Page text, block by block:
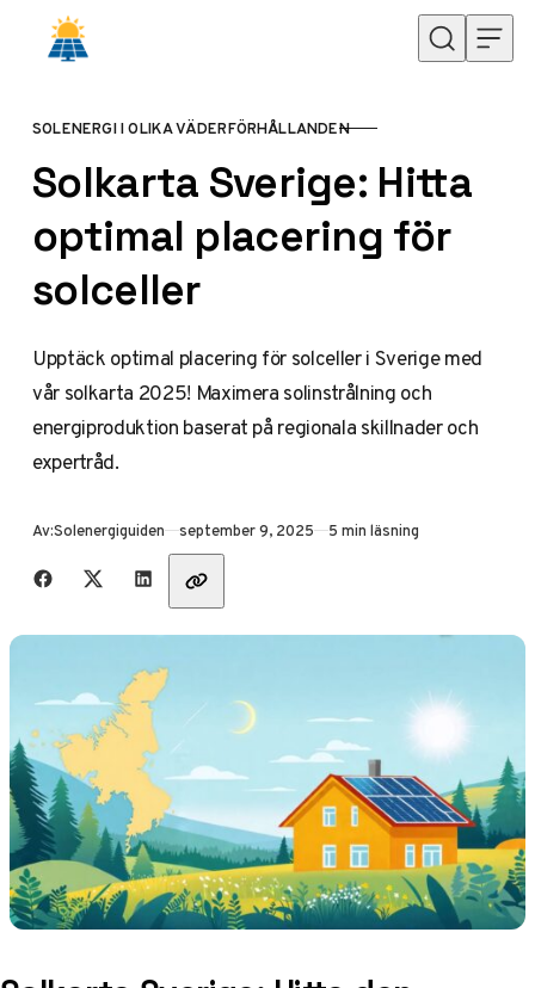
Hoppa till innehåll
KATEGORI
SOLENERGI I OLIKA VÄDERFÖRHÅLLANDEN
Solkarta Sverige: Hitta
optimal placering för
solceller
Upptäck optimal placering för solceller i Sverige med
vår solkarta 2025! Maximera solinstrålning och
energiproduktion baserat på regionala skillnader och
expertråd.
Av:Solenergiguiden Publicerad
september 9, 2025 5 min läsning
Dela med vänner